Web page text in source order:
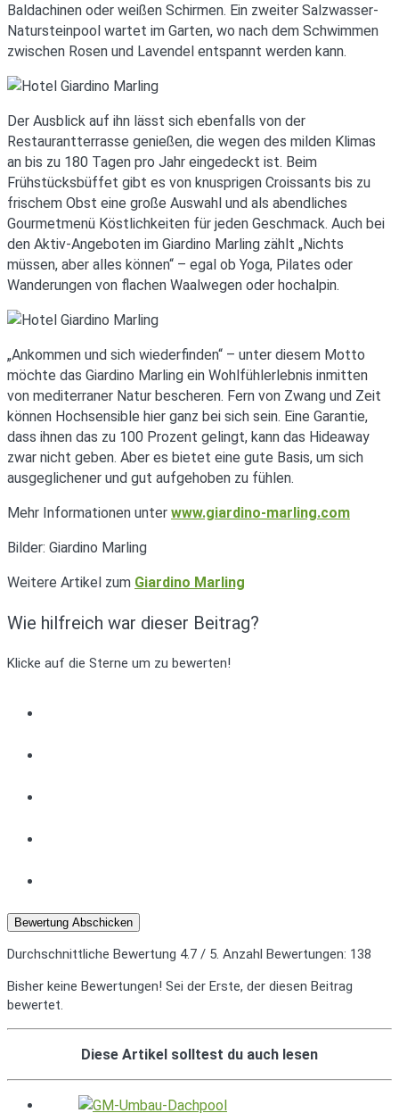
Baldachinen oder weißen Schirmen. Ein zweiter Salzwasser-
Natursteinpool wartet im Garten, wo nach dem Schwimmen
zwischen Rosen und Lavendel entspannt werden kann.
Der Ausblick auf ihn lässt sich ebenfalls von der
Restaurantterrasse genießen, die wegen des milden Klimas
an bis zu 180 Tagen pro Jahr eingedeckt ist. Beim
Frühstücksbüffet gibt es von knusprigen Croissants bis zu
frischem Obst eine große Auswahl und als abendliches
Gourmetmenü Köstlichkeiten für jeden Geschmack. Auch bei
den Aktiv-Angeboten im Giardino Marling zählt „Nichts
müssen, aber alles können“ – egal ob Yoga, Pilates oder
Wanderungen von flachen Waalwegen oder hochalpin.
„Ankommen und sich wiederfinden“ – unter diesem Motto
möchte das Giardino Marling ein Wohlfühlerlebnis inmitten
von mediterraner Natur bescheren. Fern von Zwang und Zeit
können Hochsensible hier ganz bei sich sein. Eine Garantie,
dass ihnen das zu 100 Prozent gelingt, kann das Hideaway
zwar nicht geben. Aber es bietet eine gute Basis, um sich
ausgeglichener und gut aufgehoben zu fühlen.
Mehr Informationen unter www.giardino-marling.com
Bilder: Giardino Marling
Weitere Artikel zum Giardino Marling
Wie hilfreich war dieser Beitrag?
Klicke auf die Sterne um zu bewerten!
Bewertung Abschicken
Durchschnittliche Bewertung 4.7 / 5. Anzahl Bewertungen: 138
Bisher keine Bewertungen! Sei der Erste, der diesen Beitrag
bewertet.
Diese Artikel solltest du auch lesen